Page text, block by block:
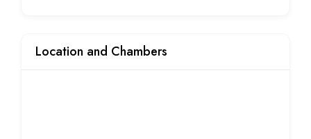
Location and Chambers